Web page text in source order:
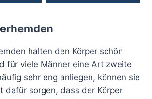
gewählt
weist
mehrere
Varianten
auf.
Die
halten den Körper schön
für viele Männer eine Art zweite
sehr eng anliegen, können sie
dafür sorgen, dass der Körper